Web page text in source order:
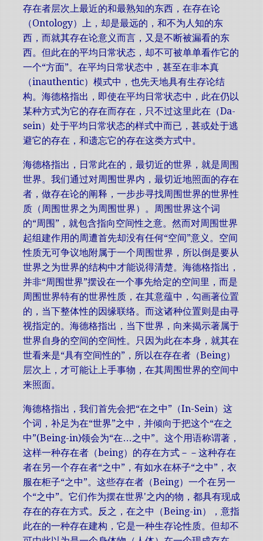
存在者层次上最近的和最熟知的东西，在存在论
（Ontology）上，却是最远的，和不为人知的东
西，而就其存在论意义而言，又是不断被漏看的东
西。但此在的平均日常状态，却不可被单单看作它的
一个“方面”。在平均日常状态中，甚至在非本真
（inauthentic）模式中，也先天地具有生存论结
构。海德格指出，即使在平均日常状态中，此在仍以
某种方式为它的存在而存在，只不过这里此在（Da-
sein）处于平均日常状态的样式中而已，甚或处于逃
避它的存在，和遗忘它的存在这类方式中。
海德格指出，日常此在的，最切近的世界，就是周围
世界。我们通过对周围世界内，最切近地照面的存在
者，做存在论的阐释，一步步寻找周围世界的世界性
质（周围世界之为周围世界）。周围世界这个词
的“周围”，就包含指向空间性之意。然而对周围世界
起组建作用的周遭首先却没有任何“空间”意义。空间
性质无可争议地附属于一个周围世界，所以倒是要从
世界之为世界的结构中才能说得清楚。海德格指出，
并非“周围世界”摆设在一个事先给定的空间里，而是
周围世界特有的世界性质，在其意蕴中，勾画著位置
的，当下整体性的因缘联络。而这诸种位置则是由寻
视指定的。海德格指出，当下世界，向来揭示著属于
世界自身的空间的空间性。只因为此在本身，就其在
世看来是“具有空间性的”，所以在存在者（Being）
层次上，才可能让上手事物，在其周围世界的空间中
来照面。
海德格指出，我们首先会把“在之中”（In-Sein）这
个词，补足为在“世界”之中，并倾向于把这个“在之
中”(Being-in)领会为“在…之中”。这个用语称谓著，
这样一种存在者（being）的存在方式－－这种存在
者在另一个存在者“之中”，有如水在杯子“之中”，衣
服在柜子“之中”。这些存在者（Being）一个在另一
个“之中”。它们作为摆在世界'之内的物，都具有现成
存在的存在方式。反之，在之中（Being-in），意指
此在的一种存在建构，它是一种生存论性质。但却不